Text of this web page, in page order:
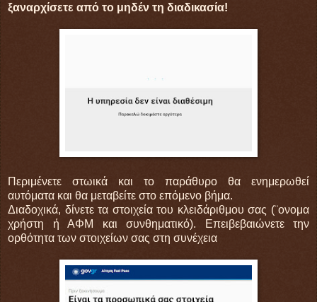
ξαναρχίσετε από το μηδέν τη διαδικασία!
Περιμένετε στωικά και το παράθυρο θα ενημερωθεί
αυτόματα και θα μεταβείτε στο επόμενο βήμα.
Διαδοχικά, δίνετε τα στοιχεία του κλειδάριθμου σας (¨ονομα
χρήστη ή ΑΦΜ και συνθηματικό). Επειβεβαιώνετε την
ορθότητα των στοιχείων σας στη συνέχεια